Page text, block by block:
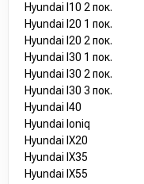
Hyundai I10 2 пок.
Hyundai I20 1 пок.
Hyundai I20 2 пок.
Hyundai I30 1 пок.
Hyundai I30 2 пок.
Hyundai I30 3 пок.
Hyundai I40
Hyundai Ioniq
Hyundai IX20
Hyundai IX35
Hyundai IX55